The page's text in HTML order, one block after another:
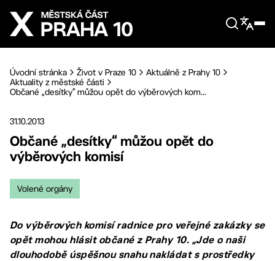
Přejít na hlavní obsah
Úvodní stránka Život v Praze 10
Aktuálně z Prahy 10
Aktuality z městské části
Občané „desítky“ můžou opět do výběrových kom...
31.10.2013
Občané „desítky“ můžou opět do
výběrových komisí
Volené orgány
Do výběrových komisí radnice pro veřejné zakázky se
opět mohou hlásit občané z Prahy 10. „Jde o naši
dlouhodobě úspěšnou snahu nakládat s prostředky